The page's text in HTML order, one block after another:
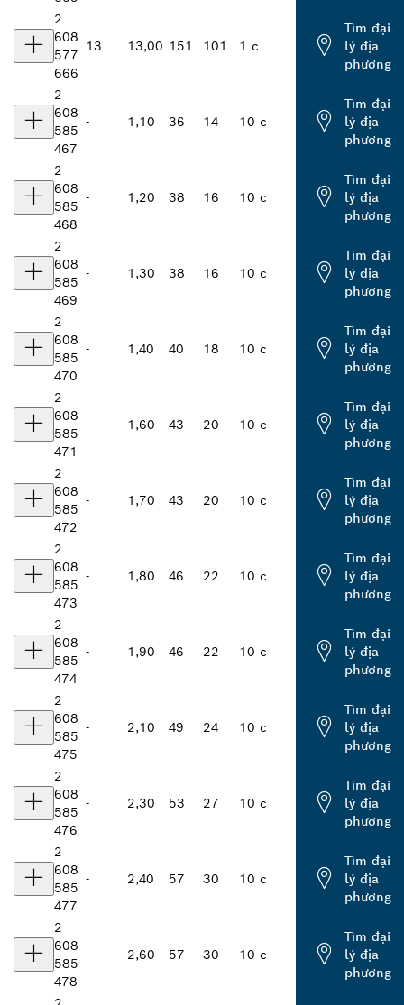
2
608
577
666
13 13,00 151 101 1 c
Tìm đại
lý địa
phương
2
608
585
467
- 1,10 36 14 10 c
Tìm đại
lý địa
phương
2
608
585
468
- 1,20 38 16 10 c
Tìm đại
lý địa
phương
2
608
585
469
- 1,30 38 16 10 c
Tìm đại
lý địa
phương
2
608
585
470
- 1,40 40 18 10 c
Tìm đại
lý địa
phương
2
608
585
471
- 1,60 43 20 10 c
Tìm đại
lý địa
phương
2
608
585
472
- 1,70 43 20 10 c
Tìm đại
lý địa
phương
2
608
585
473
- 1,80 46 22 10 c
Tìm đại
lý địa
phương
2
608
585
474
- 1,90 46 22 10 c
Tìm đại
lý địa
phương
2
608
585
475
- 2,10 49 24 10 c
Tìm đại
lý địa
phương
2
608
585
476
- 2,30 53 27 10 c
Tìm đại
lý địa
phương
2
608
585
477
- 2,40 57 30 10 c
Tìm đại
lý địa
phương
2
608
585
478
- 2,60 57 30 10 c
Tìm đại
lý địa
phương